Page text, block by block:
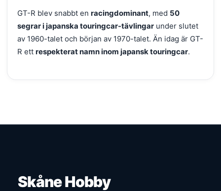
GT-R blev snabbt en racingdominant, med 50
segrar i japanska touringcar-tävlingar under slutet
av 1960-talet och början av 1970-talet. Än idag är GT-
R ett respekterat namn inom japansk touringcar.
Skåne Hobby